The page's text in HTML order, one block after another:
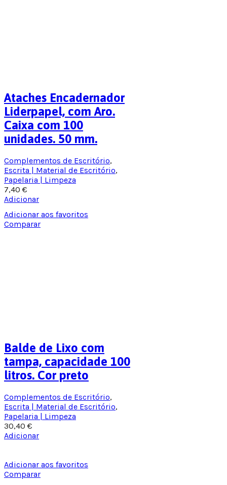
Adicionar aos favoritos
Comparar
Ataches Encadernador
Liderpapel, com Aro.
Caixa com 100
unidades. 50 mm.
Complementos de Escritório,
Escrita | Material de Escritório,
Papelaria | Limpeza
7,40 €
Adicionar
Adicionar aos favoritos
Comparar
Balde de Lixo com
tampa, capacidade 100
litros. Cor preto
Complementos de Escritório,
Escrita | Material de Escritório,
Papelaria | Limpeza
30,40 €
Adicionar